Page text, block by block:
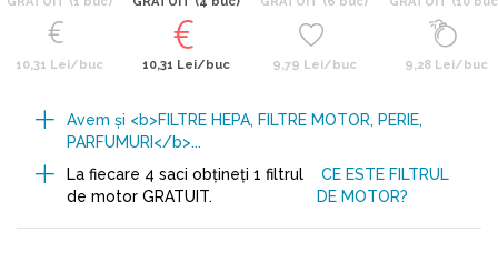
10,31 Lei/buc 10,31 Lei/buc 9,79 Lei/buc 9,28 Lei/buc
Avem şi <b>FILTRE HEPA, FILTRE MOTOR, PERIE,
PARFUMURI</b>...
La fiecare 4 saci obţineţi 1 filtrul
de motor GRATUIT.
CE ESTE FILTRUL
DE MOTOR?